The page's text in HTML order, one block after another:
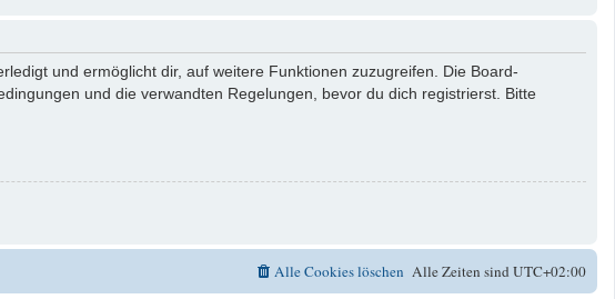
und ermöglicht dir, auf weitere Funktionen zuzugreifen. Die Board-
und die verwandten Regelungen, bevor du dich registrierst. Bitte
Alle Zeiten sindUTC+02:00
Alle Cookies löschen